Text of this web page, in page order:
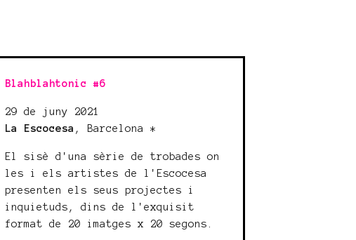
Blahblahtonic #6
29 de juny 2021
La Escocesa , Barcelona *
El sisè d'una sèrie de trobades on
les i els artistes de l'Escocesa
presenten els seus projectes i
inquietuds, dins de l'exquisit
format de 20 imatges x 20 segons.